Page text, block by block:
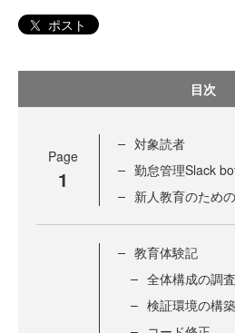
ポスト
目次
Page
1
対象読者
勤怠管理Slack
新人教育のため
教育体験記
全体構成の調査
検証環境の構築